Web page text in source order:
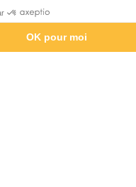
votre événement.
OK pour moi